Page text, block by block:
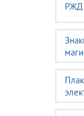
РЖД